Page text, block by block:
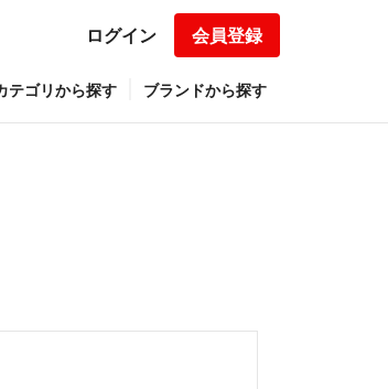
ログイン 会員登録
テゴリから探す ブランドから探す